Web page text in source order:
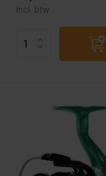
Incl. btw